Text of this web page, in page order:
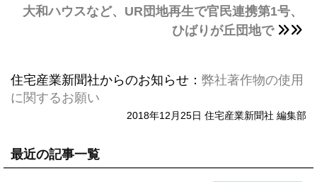
大和ハウスなど、UR団地再生で官民連携第1号、
ひばりが丘団地で
住宅産業新聞社からのお知らせ： 弊社著作物の使用
に関するお願い
2018年12月25日 住宅産業新聞社 編集部
最近の記事一覧